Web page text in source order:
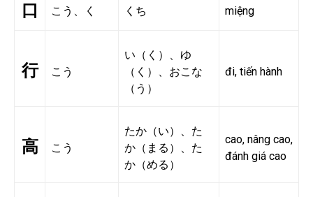
口 こう、く くち miệng
行 こう
い（く）、ゆ
（く）、おこな
（う）
đi, tiến hành
高 こう
たか（い）、た
か（まる）、た
か（める）
cao, nâng cao,
đánh giá cao